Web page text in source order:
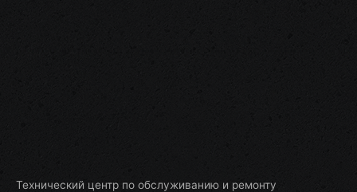
Технический центр по обслуживанию и ремонту